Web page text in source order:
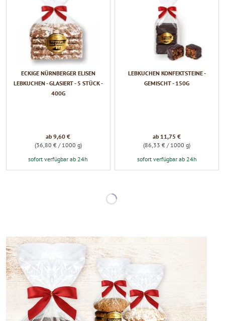
ECKIGE NÜRNBERGER ELISEN
LEBKUCHEN - GLASIERT - 5 STÜCK -
400G
ab 9,60 €
(36,80 € / 1000 g)
sofort verfügbar ab 24h
LEBKUCHEN KONFEKTSTEINE -
GEMISCHT - 150G
ab 11,75 €
(86,33 € / 1000 g)
sofort verfügbar ab 24h